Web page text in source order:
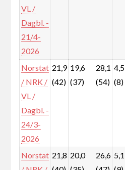
VL /
Dagbl. -
21/4-
2026
Norstat
/ NRK /
VL /
Dagbl. -
24/3-
2026
21,9
(42)
19,6
(37)
28,1
(54)
4,5
(8)
Norstat 21,8 20,0
26,6 5,1